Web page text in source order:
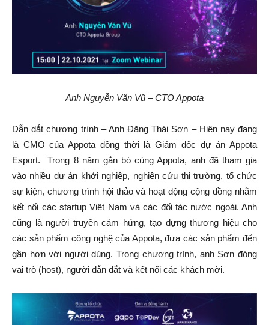
Anh Nguyễn Văn Vũ – CTO Appota
Dẫn dắt chương trình – Anh Đặng Thái Sơn – Hiện nay đang
là CMO của Appota đồng thời là Giám đốc dự án Appota
Esport. Trong 8 năm gắn bó cùng Appota, anh đã tham gia
vào nhiều dự án khởi nghiệp, nghiên cứu thị trường, tổ chức
sự kiện, chương trình hội thảo và hoạt động cộng đồng nhằm
kết nối các startup Việt Nam và các đối tác nước ngoài. Anh
cũng là người truyền cảm hứng, tạo dựng thương hiệu cho
các sản phẩm công nghệ của Appota, đưa các sản phẩm đến
gần hơn với người dùng. Trong chương trình, anh Sơn đóng
vai trò (host), người dẫn dắt và kết nối các khách mời.